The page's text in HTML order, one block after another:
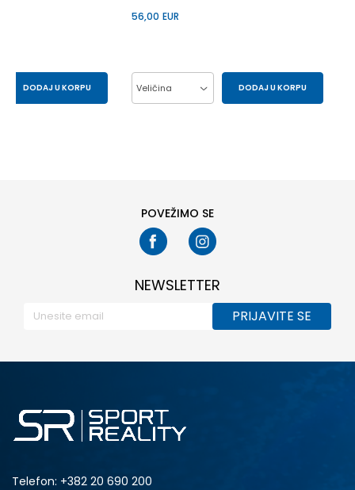
DODAJ U KORPU
56,00 EUR
Veličina DODAJ U KORPU
POVEŽIMO SE
NEWSLETTER
PRIJAVITE SE
Telefon: +382 20 690 200